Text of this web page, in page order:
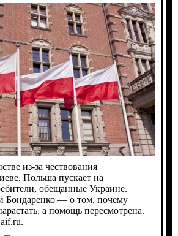
из-за чествования
Польша пускает на
обещанные Украине.
Бондаренко — о том, почему
а помощь пересмотрена.